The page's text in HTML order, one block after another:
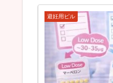
避妊用ピル